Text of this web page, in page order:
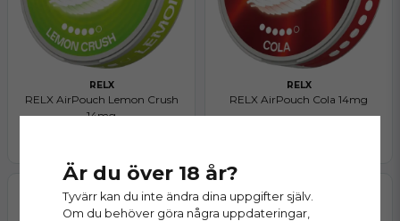
RELX
RELX AirPouch Lemon Crush
14mg
RELX
RELX AirPouch Cola 14mg
Är du över 18 år?
Tyvärr kan du inte ändra dina uppgifter själv.
Om du behöver göra några uppdateringar,